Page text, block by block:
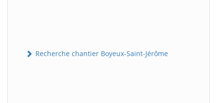
Recherche chantier Boyeux-Saint-Jérôme